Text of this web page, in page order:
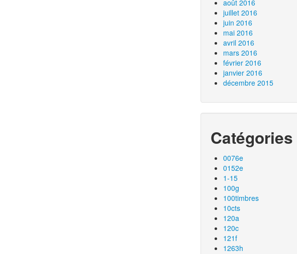
août 2016
juillet 2016
juin 2016
mai 2016
avril 2016
mars 2016
février 2016
janvier 2016
décembre 2015
Catégories
0076e
0152e
1-15
100g
100timbres
10cts
120a
120c
121f
1263h